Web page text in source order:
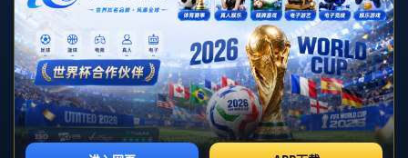
网站首页 返回上一页
本站 提醒您 - 您找的内容暂时不可用或者被删除了！